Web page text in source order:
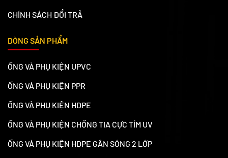
CHÍNH SÁCH ĐỔI TRẢ
DÒNG SẢN PHẨM
ỐNG VÀ PHỤ KIỆN UPVC
ỐNG VÀ PHỤ KIỆN PPR
ỐNG VÀ PHỤ KIỆN HDPE
ỐNG VÀ PHỤ KIỆN CHỐNG TIA CỰC TÍM UV
ỐNG VÀ PHỤ KIỆN HDPE GÂN SÓNG 2 LỚP